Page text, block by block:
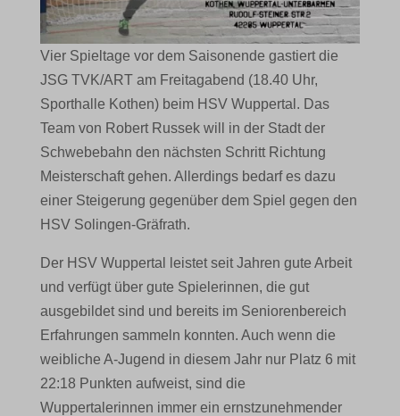
Vier Spieltage vor dem Saisonende gastiert die
JSG TVK/ART am Freitagabend (18.40 Uhr,
Sporthalle Kothen) beim HSV Wuppertal. Das
Team von Robert Russek will in der Stadt der
Schwebebahn den nächsten Schritt Richtung
Meisterschaft gehen. Allerdings bedarf es dazu
einer Steigerung gegenüber dem Spiel gegen den
HSV Solingen-Gräfrath.
Der HSV Wuppertal leistet seit Jahren gute Arbeit
und verfügt über gute Spielerinnen, die gut
ausgebildet sind und bereits im Seniorenbereich
Erfahrungen sammeln konnten. Auch wenn die
weibliche A-Jugend in diesem Jahr nur Platz 6 mit
22:18 Punkten aufweist, sind die
Wuppertalerinnen immer ein ernstzunehmender